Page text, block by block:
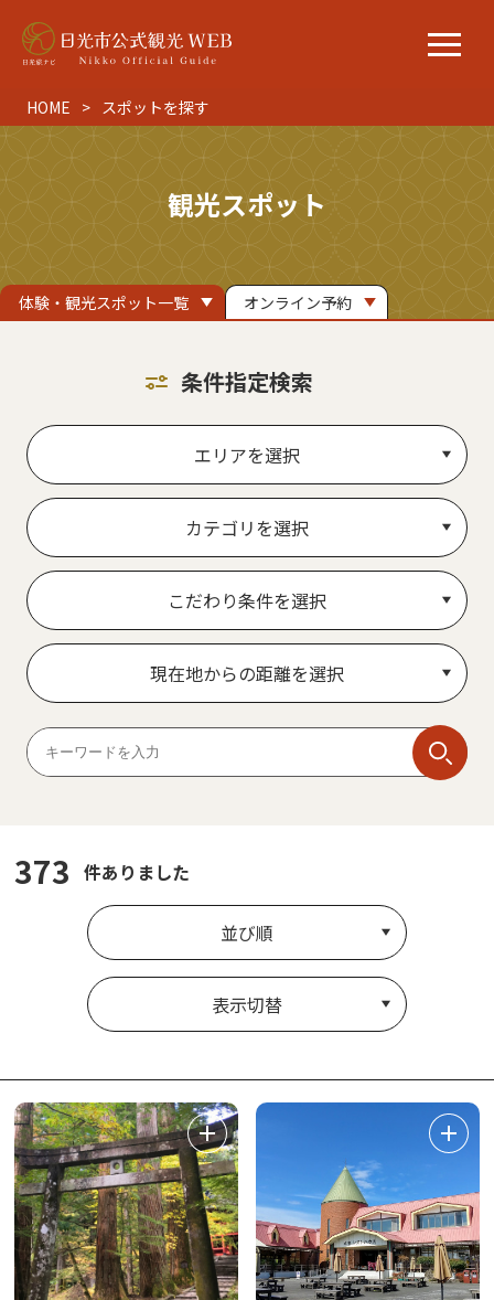
HOME スポットを探す
観光スポット
体験・観光スポット一覧 オンライン予約
条件指定検索
エリアを選択
カテゴリを選択
こだわり条件を選択
現在地からの距離を選択
373 件ありました
並び順
表示切替